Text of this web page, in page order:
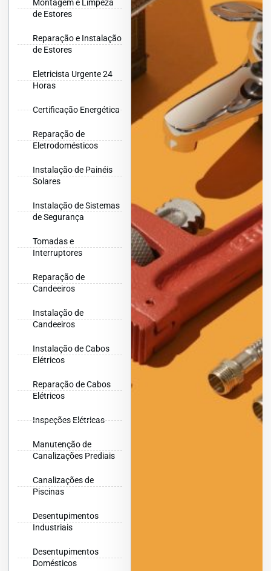
Montagem e Limpeza
de Estores
Reparação e Instalação
de Estores
Eletricista Urgente 24
Horas
Certificação Energética
Reparação de
Eletrodomésticos
Instalação de Painéis
Solares
Instalação de Sistemas
de Segurança
Tomadas e
Interruptores
Reparação de
Candeeiros
Instalação de
Candeeiros
Instalação de Cabos
Elétricos
Reparação de Cabos
Elétricos
Inspeções Elétricas
Manutenção de
Canalizações Prediais
Canalizações de
Piscinas
Desentupimentos
Industriais
Desentupimentos
Domésticos